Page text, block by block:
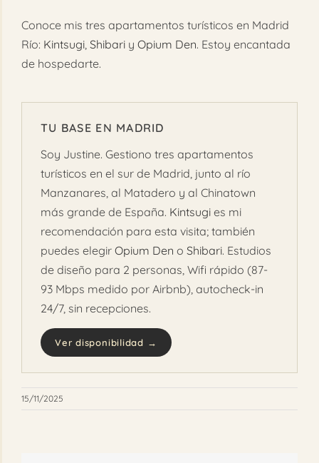
Conoce mis tres apartamentos turísticos en Madrid
Río: Kintsugi, Shibari y Opium Den. Estoy encantada
de hospedarte.
TU BASE EN MADRID
Soy Justine. Gestiono tres apartamentos
turísticos en el sur de Madrid, junto al río
Manzanares, al Matadero y al Chinatown
más grande de España. Kintsugi es mi
recomendación para esta visita; también
puedes elegir Opium Den o Shibari. Estudios
de diseño para 2 personas, Wifi rápido (87-
93 Mbps medido por Airbnb), autocheck-in
24/7, sin recepciones.
Ver disponibilidad →
15/11/2025